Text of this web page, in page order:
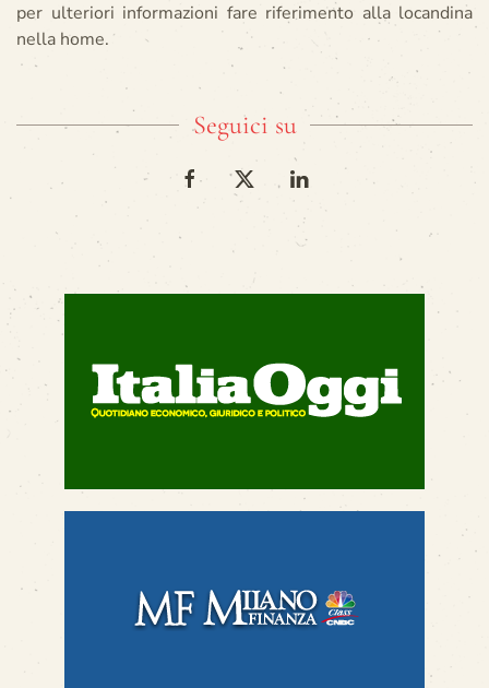
per ulteriori informazioni fare riferimento alla locandina
nella home.
Seguici su